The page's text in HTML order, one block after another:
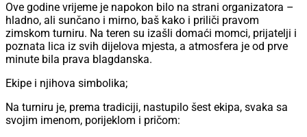
Ove godine vrijeme je napokon bilo na strani organizatora –
hladno, ali sunčano i mirno, baš kako i priliči pravom
zimskom turniru. Na teren su izašli domaći momci, prijatelji i
poznata lica iz svih dijelova mjesta, a atmosfera je od prve
minute bila prava blagdanska.
Ekipe i njihova simbolika;
Na turniru je, prema tradiciji, nastupilo šest ekipa, svaka sa
svojim imenom, porijeklom i pričom: